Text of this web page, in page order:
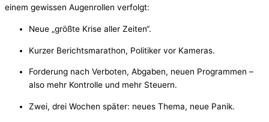
einem gewissen Augenrollen verfolgt:
Neue „größte Krise aller Zeiten“.
Kurzer Berichtsmarathon, Politiker vor Kameras.
Forderung nach Verboten, Abgaben, neuen Programmen –
also mehr Kontrolle und mehr Steuern.
Zwei, drei Wochen später: neues Thema, neue Panik.